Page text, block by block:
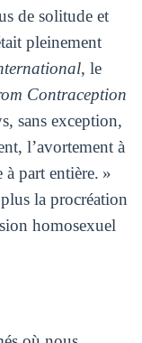
de solitude et
pleinement
, le
Contraception
sans exception,
l’avortement à
à part entière. »
la procréation
homosexuel